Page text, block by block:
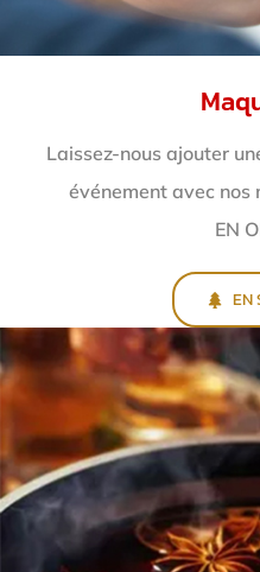
Laissez-nous ajouter
événement avec nos
EN
EN